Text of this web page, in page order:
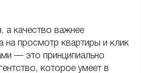
а качество важнее
на просмотр квартиры и клик
— это принципиально
которое умеет в